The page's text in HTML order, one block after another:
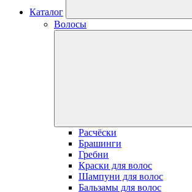
Каталог
Волосы
Расчёски
Брашинги
Гребни
Краски для волос
Шампуни для волос
Бальзамы для волос